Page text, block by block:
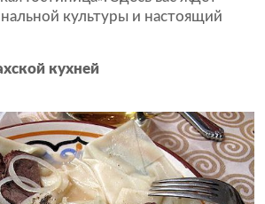
культуры и настоящий
кухней